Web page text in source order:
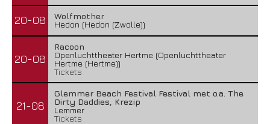
20-08
Wolfmother
Hedon (Hedon (Zwolle))
20-08
Racoon
Openluchttheater Hertme (Openluchttheater
Hertme (Hertme))
Tickets
21-08
Glemmer Beach Festival Festival met o.a. The
Dirty Daddies, Krezip
Lemmer
Tickets